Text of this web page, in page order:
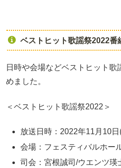
ベストヒット歌謡祭2022番
日時や会場などベストヒット歌
めました。
＜ベストヒット歌謡祭2022＞
放送日時：2022年11月10日
会場：フェスティバルホー
司会：宮根誠司/ウエンツ瑛